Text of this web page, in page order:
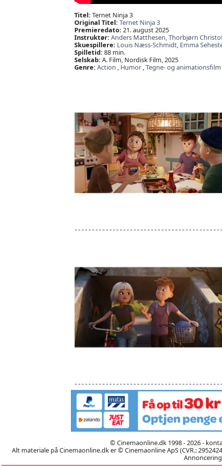
Titel: Ternet Ninja 3
Original Titel: Ternet Ninja 3
Premieredato: 21. august 2025
Instruktør: Anders Matthesen,Thorbjørn
Skuespillere: Louis Næss-Schmidt, Emma
Spilletid: 88 min.
Selskab: A. Film, Nordisk Film, 2025
Genre: Action , Humor,Tegne- og animationsfilm
© Cinemaonline.dk 1998 - 2026 -
Alt materiale på Cinemaonline.dk er © Cinemaonline ApS (CVR.: